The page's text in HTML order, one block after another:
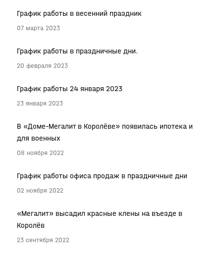
График работы в весенний праздник
07 марта 2023
График работы в праздничные дни.
20 февраля 2023
График работы 24 января 2023
23 января 2023
В «Доме–Мегалит в Королёве» появилась ипотека и
для военных
08 ноября 2022
График работы офиса продаж в праздничные дни
02 ноября 2022
«Мегалит» высадил красные клены на въезде в
Королёв
23 сентября 2022